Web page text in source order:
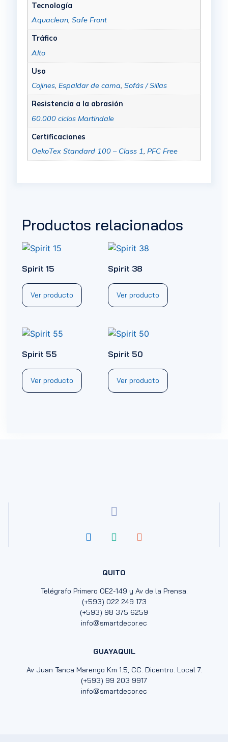
Tecnología
Aquaclean, Safe Front
Tráfico
Alto
Uso
Cojines, Espaldar de cama, Sofás / Sillas
Resistencia a la abrasión
60.000 ciclos Martindale
Certificaciones
OekoTex Standard 100 – Class 1, PFC Free
Productos relacionados
Spirit 15
Ver producto
Spirit 38
Ver producto
Spirit 55
Ver producto
Spirit 50
Ver producto
QUITO
Telégrafo Primero OE2-149 y Av de la Prensa.
(+593) 022 249 173
(+593) 98 375 6259
info@smartdecor.ec
GUAYAQUIL
Av Juan Tanca Marengo Km 1.5, CC. Dicentro. Local 7.
(+593) 99 203 9917
info@smartdecor.ec